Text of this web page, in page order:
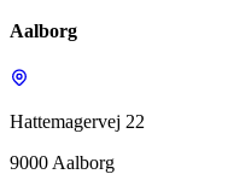
Aalborg
Hattemagervej 22
9000 Aalborg